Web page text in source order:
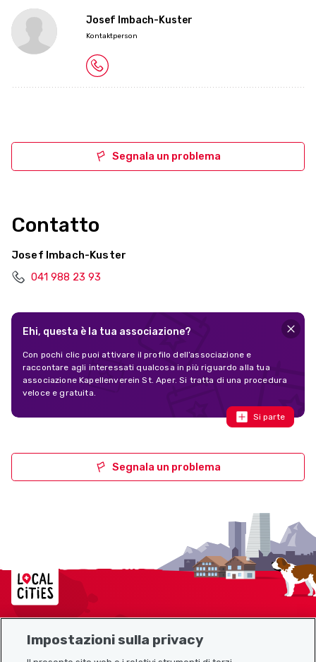
Josef Imbach-Kuster
Kontaktperson
Segnala un problema
Contatto
Josef Imbach-Kuster
041 988 23 93
Ehi, questa è la tua associazione?
Con pochi clic puoi attivare il profilo dell’associazione e
raccontare agli interessati qualcosa in più riguardo alla tua
associazione Kapellenverein St. Aper. Si tratta di una procedura
veloce e gratuita.
Si parte
Segnala un problema
Localcities
Impostazioni sulla privacy